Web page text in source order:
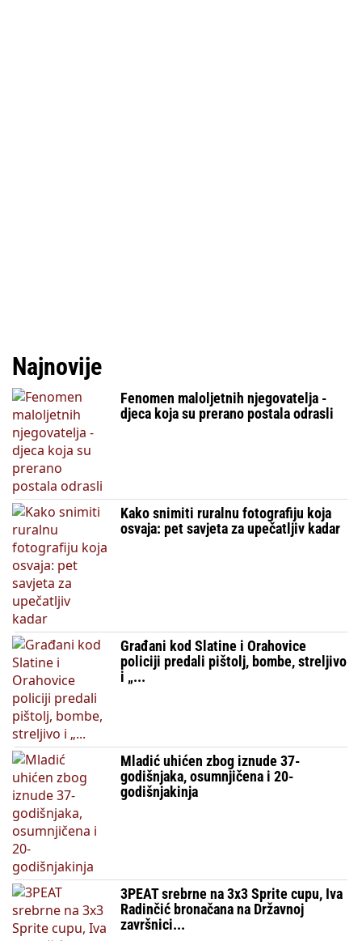
Najnovije
Fenomen maloljetnih njegovatelja -
djeca koja su prerano postala odrasli
Kako snimiti ruralnu fotografiju koja
osvaja: pet savjeta za upečatljiv kadar
Građani kod Slatine i Orahovice
policiji predali pištolj, bombe, streljivo
i „...
Mladić uhićen zbog iznude 37-
godišnjaka, osumnjičena i 20-
godišnjakinja
3PEAT srebrne na 3x3 Sprite cupu, Iva
Radinčić bronačana na Državnoj
završnici...